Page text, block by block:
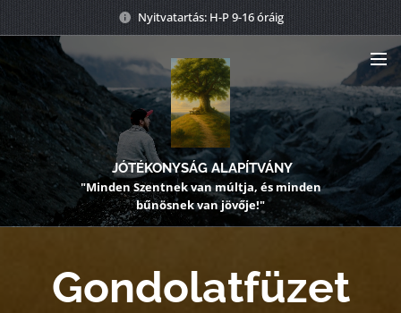
Nyitvatartás: H-P 9-16 óráig
JÓTÉKONYSÁG ALAPÍTVÁNY
"Minden Szentnek van múltja, és minden
bűnösnek van jövője!"
Gondolatfüzet